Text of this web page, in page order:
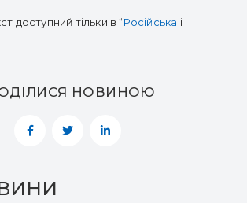
доступний тільки в “Російська і
НОВИНОЮ